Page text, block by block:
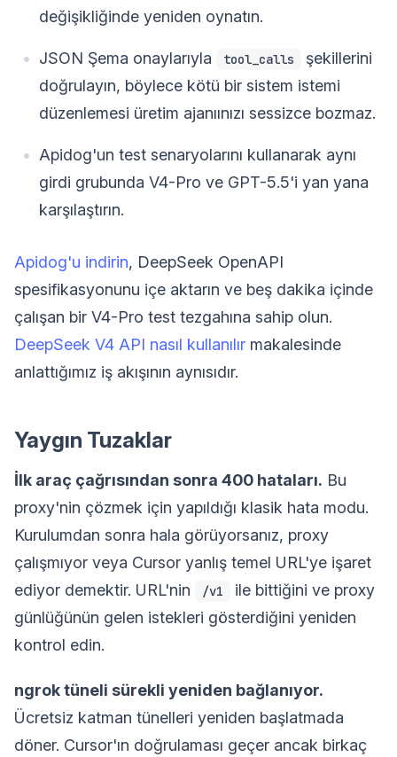
değişikliğinde yeniden oynatın.
JSON Şema onaylarıyla tool_calls
şekillerini
doğrulayın, böylece kötü bir sistem istemi
düzenlemesi üretim ajanıınızı sessizce bozmaz.
Apidog'un test senaryolarını kullanarak aynı
girdi grubunda V4-Pro ve GPT-5.5'i yan yana
karşılaştırın.
Apidog'u indirin, DeepSeek OpenAPI
spesifikasyonunu içe aktarın ve beş dakika içinde
çalışan bir V4-Pro test tezgahına sahip olun.
DeepSeek V4 API nasıl kullanılır makalesinde
anlattığımız iş akışının aynısıdır.
Yaygın Tuzaklar
İlk araç çağrısından sonra 400 hataları. Bu
proxy'nin çözmek için yapıldığı klasik hata modu.
Kurulumdan sonra hala görüyorsanız, proxy
çalışmıyor veya Cursor yanlış temel URL'ye işaret
ediyor demektir. URL'nin
/v1
ile bittiğini ve proxy
günlüğünün gelen istekleri gösterdiğini yeniden
kontrol edin.
ngrok tüneli sürekli yeniden bağlanıyor.
Ücretsiz katman tünelleri yeniden başlatmada
döner. Cursor'ın doğrulaması geçer ancak birkaç